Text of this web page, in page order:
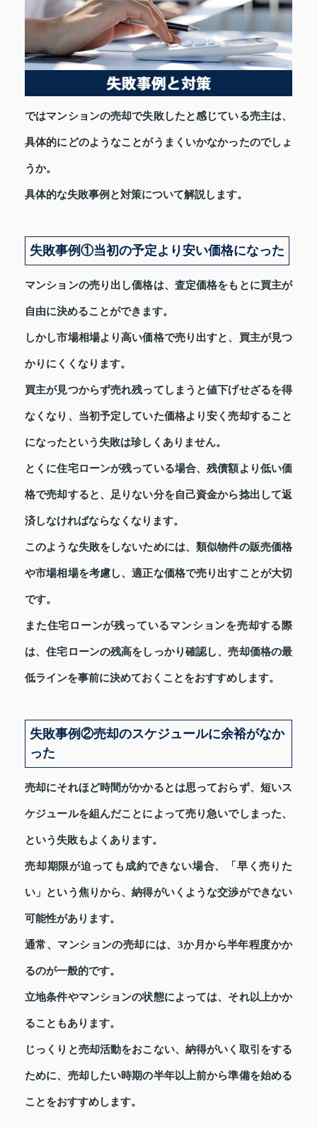
ではマンションの売却で失敗したと感じている売主は、
具体的にどのようなことがうまくいかなかったのでしょ
うか。
具体的な失敗事例と対策について解説します。
失敗事例①当初の予定より安い価格になった
マンションの売り出し価格は、査定価格をもとに買主が
自由に決めることができます。
しかし市場相場より高い価格で売り出すと、買主が見つ
かりにくくなります。
買主が見つからず売れ残ってしまうと値下げせざるを得
なくなり、当初予定していた価格より安く売却すること
になったという失敗は珍しくありません。
とくに住宅ローンが残っている場合、残債額より低い価
格で売却すると、足りない分を自己資金から捻出して返
済しなければならなくなります。
このような失敗をしないためには、類似物件の販売価格
や市場相場を考慮し、適正な価格で売り出すことが大切
です。
また住宅ローンが残っているマンションを売却する際
は、住宅ローンの残高をしっかり確認し、売却価格の最
低ラインを事前に決めておくことをおすすめします。
失敗事例②売却のスケジュールに余裕がなか
った
売却にそれほど時間がかかるとは思っておらず、短いス
ケジュールを組んだことによって売り急いでしまった、
という失敗もよくあります。
売却期限が迫っても成約できない場合、「早く売りた
い」という焦りから、納得がいくような交渉ができない
可能性があります。
通常、マンションの売却には、3か月から半年程度かか
るのが一般的です。
立地条件やマンションの状態によっては、それ以上かか
ることもあります。
じっくりと売却活動をおこない、納得がいく取引をする
ために、売却したい時期の半年以上前から準備を始める
ことをおすすめします。